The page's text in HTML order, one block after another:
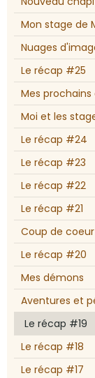
Mon stage de
Nuages
Le récap #25
Mes
Moi et les
Le récap #24
Le récap #23
Le récap #22
Le récap #21
Coup de
Le récap #20
Mes démons
Aventures et
Le récap #19
Le récap #18
Le récap #17